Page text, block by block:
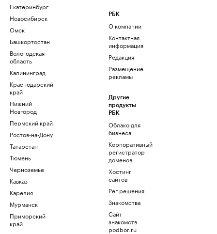
Екатеринбург
Новосибирск
Омск
Башкортостан
Вологодская
область
Калининград
Краснодарский
край
Нижний
Новгород
Пермский край
Ростов-на-Дону
Татарстан
Тюмень
Черноземье
Кавказ
Карелия
Мурманск
Приморский
край
РБК
О компании
Контактная
информация
Редакция
Размещение
рекламы
Другие
продукты
РБК
Облако для
бизнеса
Корпоративный
регистратор
доменов
Хостинг
сайтов
Рег.решения
Знакомства
Сайт
знакомств
podbor.ru